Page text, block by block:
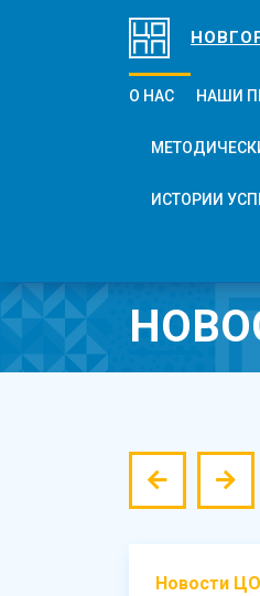
О НАС НАШИ
ИСТОРИИ
Новости